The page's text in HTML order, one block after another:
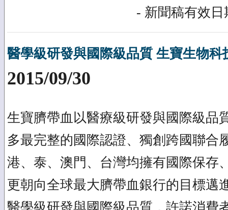
- 新聞稿有效日
醫學級研發與國際級品質 生寶生物科
2015/09/30
生寶臍帶血以醫療級研發與國際級品
多最完整的國際認證、獨創跨國聯合
港、泰、澳門、台灣均擁有國際保存
更朝向全球最大臍帶血銀行的目標邁